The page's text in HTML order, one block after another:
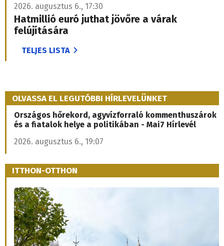
2026. augusztus 6., 17:30
Hatmillió euró juthat jövőre a várak
felújítására
TELJES LISTA
OLVASSA EL LEGUTÓBBI HÍRLEVELÜNKET
Országos hőrekord, agyvízforraló kommenthuszárok
és a fiatalok helye a politikában - Mai7 Hírlevél
2026. augusztus 6., 19:07
ITTHON-OTTHON